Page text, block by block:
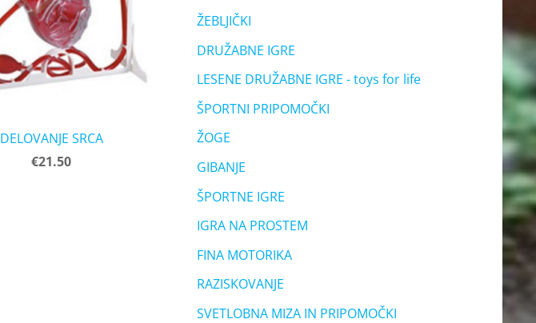
ŽEBLJIČKI
DRUŽABNE IGRE
LESENE DRUŽABNE IGRE - toys for life
ŠPORTNI PRIPOMOČKI
ŽOGE
GIBANJE
ŠPORTNE IGRE
IGRA NA PROSTEM
FINA MOTORIKA
RAZISKOVANJE
SVETLOBNA MIZA IN PRIPOMOČKI
DELOVANJE SRCA
€21.50